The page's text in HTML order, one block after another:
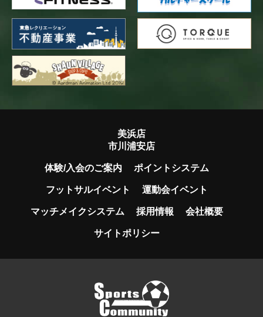
美浜店
市川浦安店
体験/入会のご案内 ポイントシステム
フットサルイベント 運動会イベント
マッチメイクシステム 採用情報 会社概要
サイトポリシー